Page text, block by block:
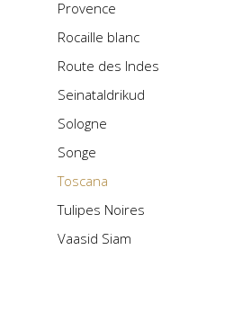
Provence
Rocaille blanc
Route des Indes
Seinataldrikud
Sologne
Songe
Toscana
Tulipes Noires
Vaasid Siam